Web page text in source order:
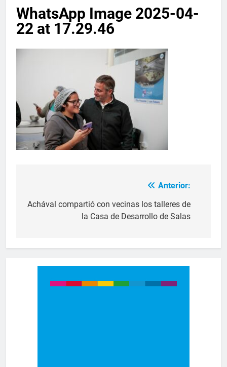
WhatsApp Image 2025-04-
22 at 17.29.46
Anterior:
Achával compartió con vecinas los talleres de
la Casa de Desarrollo de Salas